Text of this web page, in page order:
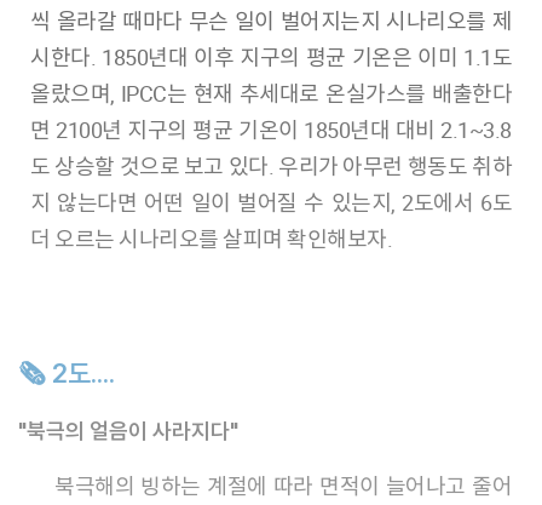
씩 올라갈 때마다 무슨 일이 벌어지는지 시나리오를 제
시한다. 1850년대 이후 지구의 평균 기온은 이미 1.1도
올랐으며, IPCC는 현재 추세대로 온실가스를 배출한다
면 2100년 지구의 평균 기온이 1850년대 대비 2.1~3.8
도 상승할 것으로 보고 있다. 우리가 아무런 행동도 취하
지 않는다면 어떤 일이 벌어질 수 있는지, 2도에서 6도
더 오르는 시나리오를 살피며 확인해보자.
🗞 2도....
"북극의 얼음이 사라지다"
북극해의 빙하는 계절에 따라 면적이 늘어나고 줄어